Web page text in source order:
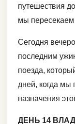
путешествия
мы
Сегодня
последним
поезда,
дней, когда мы
назначения
ДЕНЬ 14